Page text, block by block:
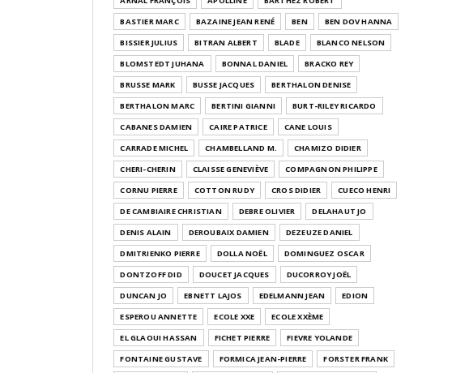
BASTIER MARC
BAZAINE JEAN RENÉ BEN
BEN DOV HANNA
BISSIER JULIUS
BITRAN ALBERT BLADE
BLANCO NELSON
BLOMSTEDT JUHANA
BONNAL DANIEL
BRACKO REY
BRUSSE MARK
BUSSE JACQUES
BERTHALON DENISE
BERTHALON MARC
BERTINI GIANNI
BURT-RILEY RICARDO
CABANES DAMIEN
CAIRE PATRICE
CANE LOUIS
CARRADE MICHEL
CHAMBELLAND M.
CHAMIZO DIDIER
CHERI-CHERIN
CLAISSE GENEVIÈVE
COMPAGNON PHILIPPE
CORNU PIERRE
COTTON RUDY CROS DIDIER
CUECO HENRI
DE CAMBIAIRE CHRISTIAN
DEBRE OLIVIER
DELAHAUT JO
DENIS ALAIN
DEROUBAIX DAMIEN
DEZEUZE DANIEL
DMITRIENKO PIERRE
DOLLA NOËL
DOMINGUEZ OSCAR
DONTZOFF DID
DOUCET JACQUES
DUCORROY JOËL
DUNCAN JO
EBNETT LAJOS EDELMANN JEAN
EDION
ESPEROU ANNETTE
ECOLE XXE
ECOLE XXÈME
EL GLAOUI HASSAN
FICHET PIERRE
FIEVRE YOLANDE
FONTAINE GUSTAVE
FORMICA JEAN-PIERRE
FORSTER FRANK